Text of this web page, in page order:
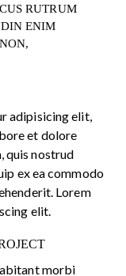
RUTRUM
ENIM
adipisicing elit,
et dolore
quis nostrud
ex ea commodo
Lorem
elit.
morbi